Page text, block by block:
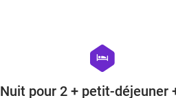
hexagon
hotel
Nuit pour 2 + petit-déjeuner